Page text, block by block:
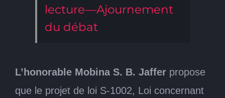
lecture—Ajournement
du débat
L’honorable Mobina S. B. Jaffer propose
que le projet de loi S-1002, Loi concernant